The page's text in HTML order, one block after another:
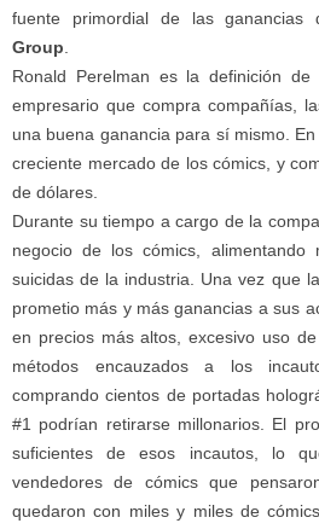
fuente primordial de las ganancias
Group
Ronald Perelman es la definición de
empresario que compracompañías,
una buena ganancia para sí mismo.
creciente mercado de los cómics, y
de dólares.
Durante su tiempo a cargo de la
negocio de los cómics, alimentando
suicidas de la industria. Una vez que
prometio más y más ganancias a sus
en precios más altos, excesivo uso
métodos encauzados a los
comprando cientos de portadas
#1 podrían retirarse millonarios. El
suficientes de esos incautos, lo
vendedores de cómics que
quedaron con miles y miles de